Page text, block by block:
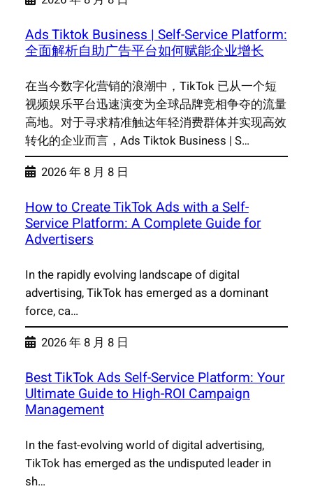
Ads Tiktok Business | Self-Service Platform:
全面解析自助广告平台如何赋能企业增长
在当今数字化营销的浪潮中，TikTok 已从一个短
视频娱乐平台迅速演变为全球品牌竞相争夺的流量
高地。对于寻求精准触达年轻消费群体并实现高效
转化的企业而言，Ads Tiktok Business | S…
2026 年 8 月 8 日
How to Create TikTok Ads with a Self-
Service Platform: A Complete Guide for
Advertisers
In the rapidly evolving landscape of digital
advertising, TikTok has emerged as a dominant
force, ca…
2026 年 8 月 8 日
Best TikTok Ads Self-Service Platform: Your
Ultimate Guide to High-ROI Campaign
Management
In the fast-evolving world of digital advertising,
TikTok has emerged as the undisputed leader in
sh…